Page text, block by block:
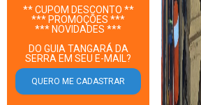
** CUPOM DESCONTO **
*** PROMOÇÕES ***
*** NOVIDADES ***
DO GUIA TANGARÁ DA
SERRA EM SEU E-MAIL?